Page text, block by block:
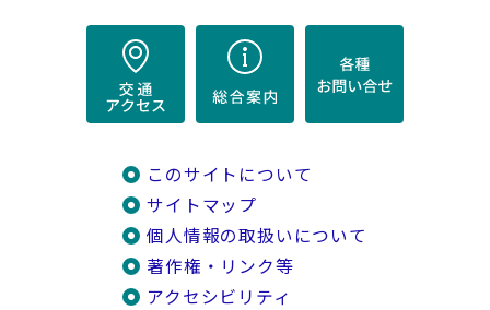
このサイトについて
サイトマップ
個人情報の取扱いについて
著作権・リンク等
アクセシビリティ